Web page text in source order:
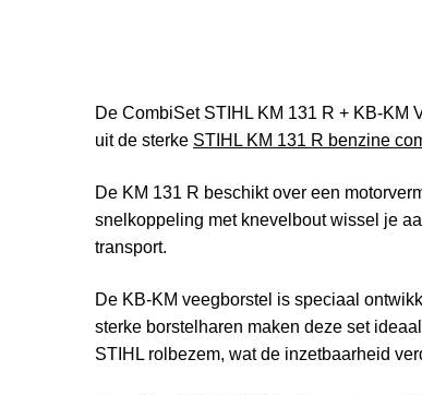
De CombiSet STIHL KM 131 R + KB-KM
uit de sterke STIHL KM 131 R benzine
De KM 131 R beschikt over een
snelkoppeling met knevelbout wissel je
transport.
De KB-KM veegborstel is speciaal
sterke borstelharen maken deze set
STIHL rolbezem, wat de inzetbaarheid